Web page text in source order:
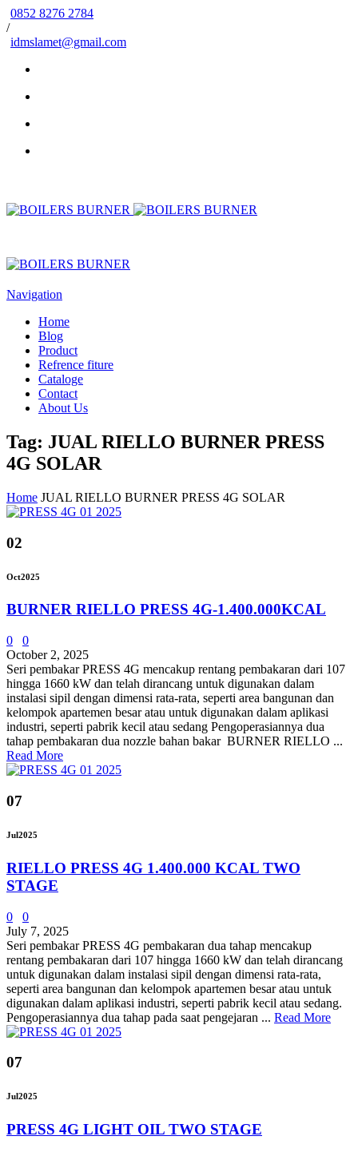
0852 8276 2784
/
idmslamet@gmail.com
Navigation
Home
Blog
Product
Refrence fiture
Cataloge
Contact
About Us
Tag: JUAL RIELLO BURNER PRESS
4G SOLAR
Home JUAL RIELLO BURNER PRESS 4G SOLAR
02
Oct2025
BURNER RIELLO PRESS 4G-1.400.000KCAL
0
0
October 2, 2025
Seri pembakar PRESS 4G mencakup rentang pembakaran dari 107
hingga 1660 kW dan telah dirancang untuk digunakan dalam
instalasi sipil dengan dimensi rata-rata, seperti area bangunan dan
kelompok apartemen besar atau untuk digunakan dalam aplikasi
industri, seperti pabrik kecil atau sedang Pengoperasiannya dua
tahap pembakaran dua nozzle bahan bakar BURNER RIELLO ...
Read More
07
Jul2025
RIELLO PRESS 4G 1.400.000 KCAL TWO
STAGE
0
0
July 7, 2025
Seri pembakar PRESS 4G pembakaran dua tahap mencakup
rentang pembakaran dari 107 hingga 1660 kW dan telah dirancang
untuk digunakan dalam instalasi sipil dengan dimensi rata-rata,
seperti area bangunan dan kelompok apartemen besar atau untuk
digunakan dalam aplikasi industri, seperti pabrik kecil atau sedang.
Pengoperasiannya dua tahap pada saat pengejaran ... Read More
07
Jul2025
PRESS 4G LIGHT OIL TWO STAGE